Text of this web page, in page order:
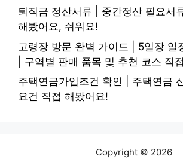
퇴직금 정산서류 | 중간정산 필요서
해봤어요, 쉬워요!
고령장 방문 완벽 가이드 | 5일장 일
| 구역별 판매 품목 및 추천 코스 직
주택연금가입조건 확인 | 주택연금
요건 직접 해봤어요!
Copyright © 2026